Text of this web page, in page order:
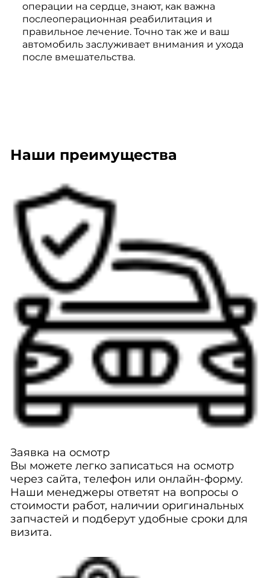
операции на сердце, знают, как важна
послеоперационная реабилитация и
правильное лечение. Точно так же и ваш
автомобиль заслуживает внимания и ухода
после вмешательства.
Наши преимущества
Заявка на осмотр
Вы можете легко записаться на осмотр
через сайта, телефон или онлайн-форму.
Наши менеджеры ответят на вопросы о
стоимости работ, наличии оригинальных
запчастей и подберут удобные сроки для
визита.